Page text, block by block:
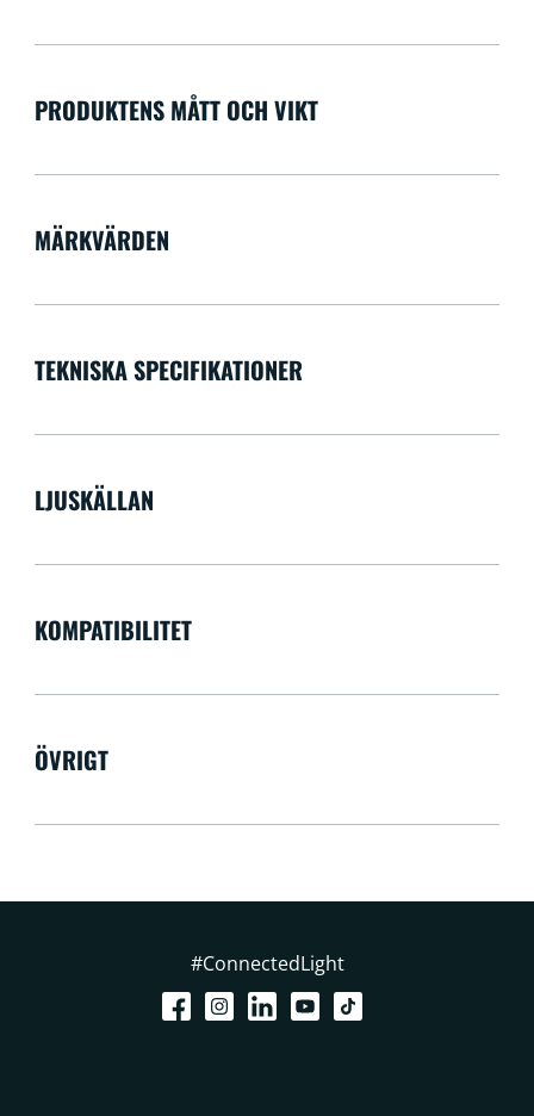
PRODUKTENS MÅTT OCH VIKT
MÄRKVÄRDEN
TEKNISKA SPECIFIKATIONER
LJUSKÄLLAN
KOMPATIBILITET
ÖVRIGT
#ConnectedLight